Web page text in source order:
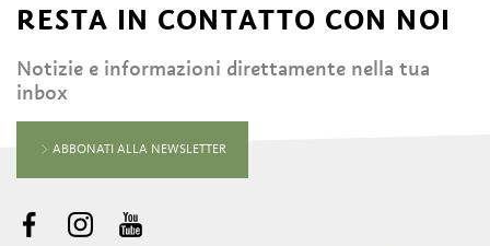
RESTA IN CONTATTO CON NOI
Notizie e informazioni direttamente nella tua
inbox
ABBONATI ALLA NEWSLETTER